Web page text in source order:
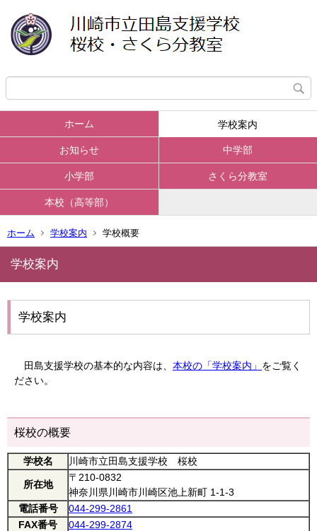
ホーム 学校案内
お知らせ 中学部
小学部 さくら分教室
本校（高等部）
ホーム 学校案内 学校概要
学校案内
学校案内
田島支援学校の基本的な内容は、 本校の「学校案内」 をご覧く
ださい。
桜校の概要
学校名 川崎市立田島支援学校 桜校
所在地
〒210-0832
神奈川県川崎市川崎区池上新町 1-1-3
電話番号
044-299-2861
FAX番号
044-299-2874